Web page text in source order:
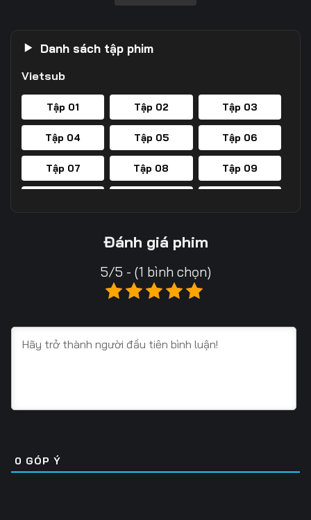
Danh sách tập phim
Vietsub
Tập 01 Tập 02 Tập 03
Tập 04 Tập 05 Tập 06
Tập 07 Tập 08 Tập 09
Tập 20
Tập 25 Tập 26
Tập 31 Tập 32 Tập 33
Tập 37 Tập 38 Tập 39
Đánh giá phim
5/5 - (1 bình chọn)
0 GÓP Ý